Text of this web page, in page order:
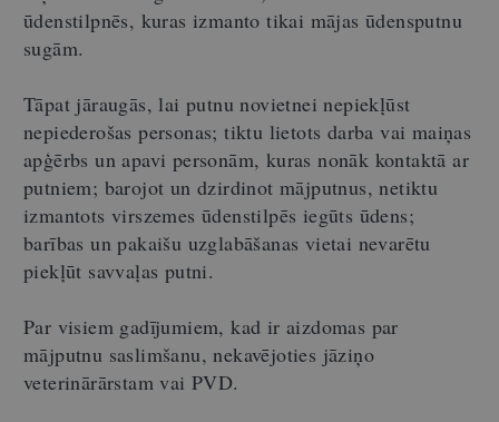
ūdenstilpnēs, kuras izmanto tikai mājas ūdensputnu
sugām.
Tāpat jāraugās, lai putnu novietnei nepiekļūst
nepiederošas personas; tiktu lietots darba vai maiņas
apģērbs un apavi personām, kuras nonāk kontaktā ar
putniem; barojot un dzirdinot mājputnus, netiktu
izmantots virszemes ūdenstilpēs iegūts ūdens;
barības un pakaišu uzglabāšanas vietai nevarētu
piekļūt savvaļas putni.
Par visiem gadījumiem, kad ir aizdomas par
mājputnu saslimšanu, nekavējoties jāziņo
veterinārārstam vai PVD.